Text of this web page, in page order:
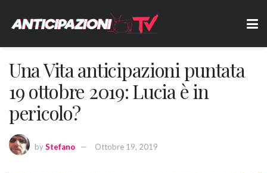
Una Vita anticipazioni puntata
19 ottobre 2019: Lucia è in
pericolo?
byStefano Ottobre 19, 2019